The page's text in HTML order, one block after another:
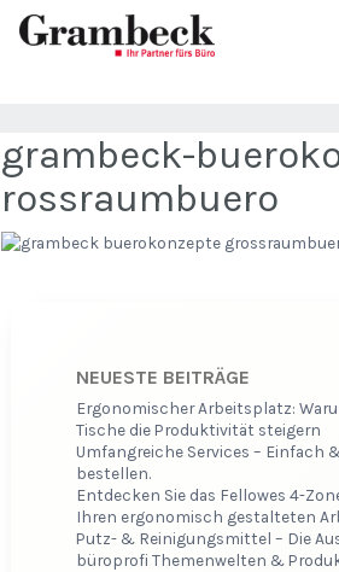
grambeck-
rossraumbuero
NEUESTE BEITRÄGE
Ergonomischer Arbeitsplatz:
Tische die Produktivität steigern
Umfangreiche Services – Einfach
bestellen.
Entdecken Sie das Fellowes 4-
Ihren ergonomisch gestalteten
Putz- & Reinigungsmittel – Die
büroprofi Themenwelten &